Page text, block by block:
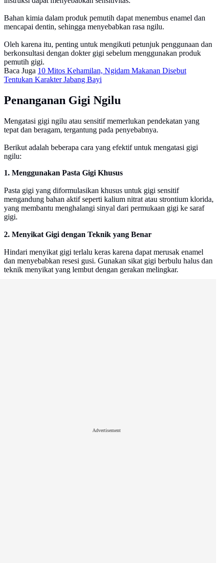
Bahan kimia dalam produk pemutih dapat menembus enamel dan
mencapai dentin, sehingga menyebabkan rasa ngilu.
Oleh karena itu, penting untuk mengikuti petunjuk penggunaan dan
berkonsultasi dengan dokter gigi sebelum menggunakan produk
pemutih gigi​.
Baca Juga 10 Mitos Kehamilan, Ngidam Makanan Disebut
Tentukan Karakter Jabang Bayi
Penanganan Gigi Ngilu
Mengatasi gigi ngilu atau sensitif memerlukan pendekatan yang
tepat dan beragam, tergantung pada penyebabnya.
Berikut adalah beberapa cara yang efektif untuk mengatasi gigi
ngilu:
1. Menggunakan Pasta Gigi Khusus
Pasta gigi yang diformulasikan khusus untuk gigi sensitif
mengandung bahan aktif seperti kalium nitrat atau strontium klorida,
yang membantu menghalangi sinyal dari permukaan gigi ke saraf
gigi.
2. Menyikat Gigi dengan Teknik yang Benar
Hindari menyikat gigi terlalu keras karena dapat merusak enamel
dan menyebabkan resesi gusi. Gunakan sikat gigi berbulu halus dan
teknik menyikat yang lembut dengan gerakan melingkar.
Advertisement